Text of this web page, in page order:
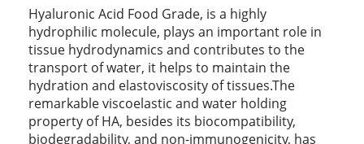
Hyaluronic Acid Food Grade, is a highly
hydrophilic molecule, plays an important role in
tissue hydrodynamics and contributes to the
transport of water, it helps to maintain the
hydration and elastoviscosity of tissues.The
remarkable viscoelastic and water holding
property of HA, besides its biocompatibility,
biodegradability, and non-immunogenicity, has